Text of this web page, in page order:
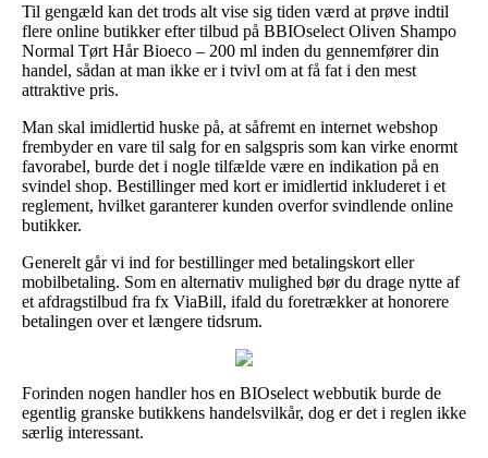
Til gengæld kan det trods alt vise sig tiden værd at prøve indtil
flere online butikker efter tilbud på BBIOselect Oliven Shampo
Normal Tørt Hår Bioeco – 200 ml inden du gennemfører din
handel, sådan at man ikke er i tvivl om at få fat i den mest
attraktive pris.
Man skal imidlertid huske på, at såfremt en internet webshop
frembyder en vare til salg for en salgspris som kan virke enormt
favorabel, burde det i nogle tilfælde være en indikation på en
svindel shop. Bestillinger med kort er imidlertid inkluderet i et
reglement, hvilket garanterer kunden overfor svindlende online
butikker.
Generelt går vi ind for bestillinger med betalingskort eller
mobilbetaling. Som en alternativ mulighed bør du drage nytte af
et afdragstilbud fra fx ViaBill, ifald du foretrækker at honorere
betalingen over et længere tidsrum.
Forinden nogen handler hos en BIOselect webbutik burde de
egentlig granske butikkens handelsvilkår, dog er det i reglen ikke
særlig interessant.